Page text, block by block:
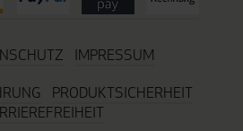
IMPRESSUM
PRODUKTSICHERHEIT